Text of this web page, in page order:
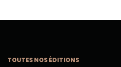
TOUTES NOS ÉDITIONS